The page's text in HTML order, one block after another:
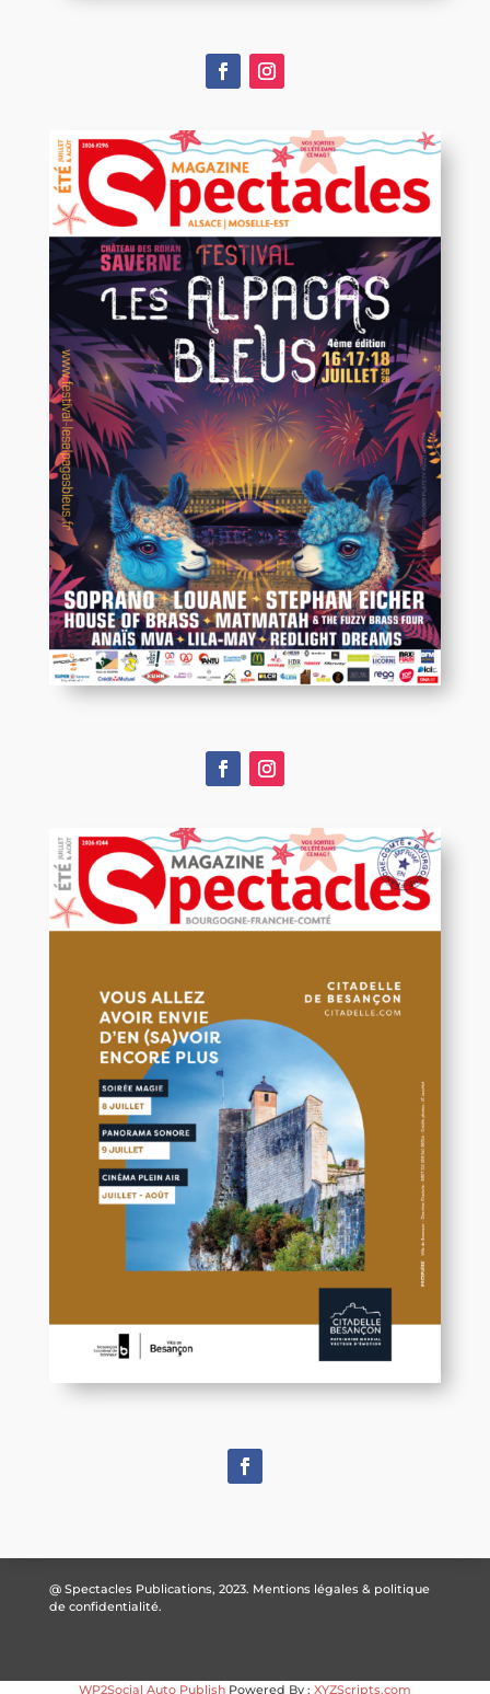
@ Spectacles Publications, 2023. Mentions légales & politique
de confidentialité.
WP2Social Auto Publish Powered By : XYZScripts.com